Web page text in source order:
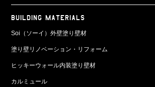
BUILDING MATERIALS
Soi（ソーイ）外壁塗り壁材
塗り壁リノベーション・リフォーム
ヒッキーウォール内装塗り壁材
カルミュール